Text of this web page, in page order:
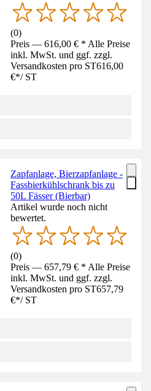
(0)
Preis — 616,00 € * Alle Preise
inkl. MwSt. und ggf. zzgl.
Versandkosten pro ST616,00
€*/ ST
Zapfanlage, Bierzapfanlage -
Fassbierkühlschrank bis zu
50L Fässer (Bierbar)
Artikel wurde noch nicht
bewertet.
(0)
Preis — 657,79 € * Alle Preise
inkl. MwSt. und ggf. zzgl.
Versandkosten pro ST657,79
€*/ ST